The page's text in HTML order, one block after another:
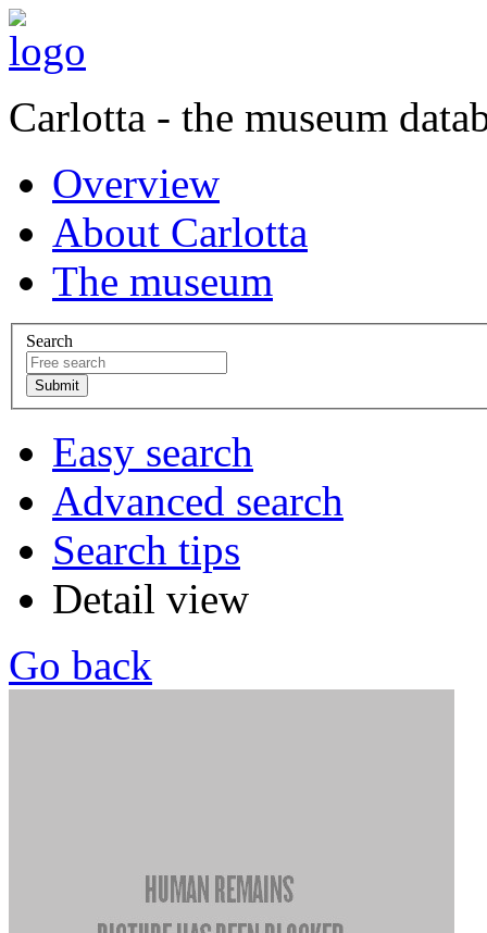
Carlotta - the museum
Overview
About Carlotta
The museum
Search
Easy search
Advanced search
Search tips
Detail view
Go back